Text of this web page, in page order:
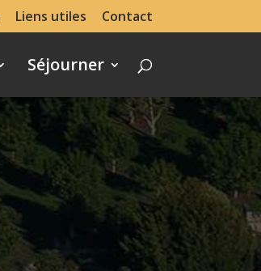
Liens utiles Contact
Séjourner